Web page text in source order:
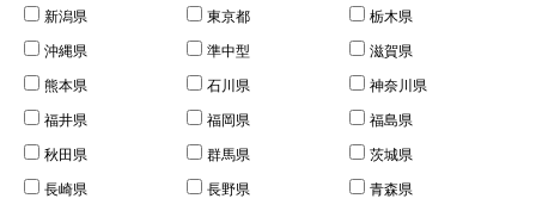
新潟県
東京都
栃木県
沖縄県
準中型
滋賀県
熊本県
石川県
神奈川県
福井県
福岡県
福島県
秋田県
群馬県
茨城県
長崎県
長野県
青森県